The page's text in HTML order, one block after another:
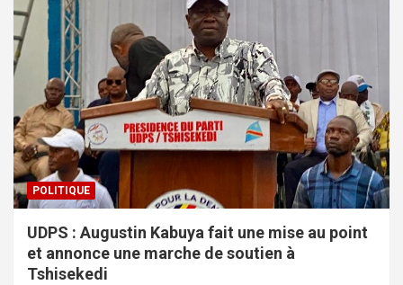
POLITIQUE
UDPS : Augustin Kabuya fait une mise au point
et annonce une marche de soutien à
Tshisekedi